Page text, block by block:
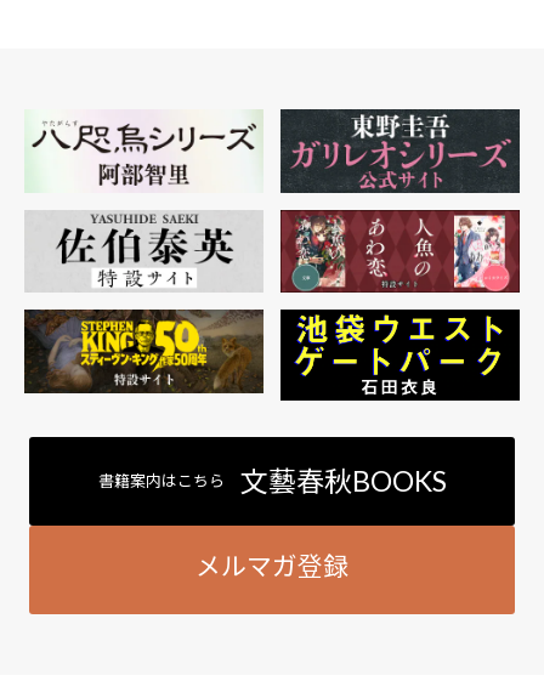
書籍案内はこちら 文藝春秋BOOKS
メルマガ登録